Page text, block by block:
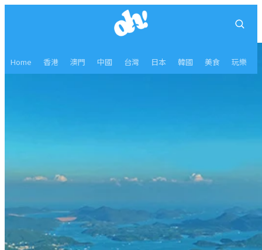
Home 香港 澳門 中國 台灣 日本 韓國 美食 玩樂